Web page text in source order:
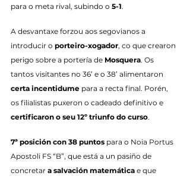
para o meta rival, subindo o 5-1.
A desvantaxe forzou aos segovianos a
introducir o porteiro-xogador, co que crearon
perigo sobre a portería de Mosquera. Os
tantos visitantes no 36’ e o 38’ alimentaron
certa incentidume para a recta final. Porén,
os filialistas puxeron o cadeado definitivo e
certificaron o seu 12º triunfo do curso.
7ª posición con 38 puntos para o Noia Portus
Apostoli FS “B”, que está a un pasiño de
concretar a salvación matemática e que